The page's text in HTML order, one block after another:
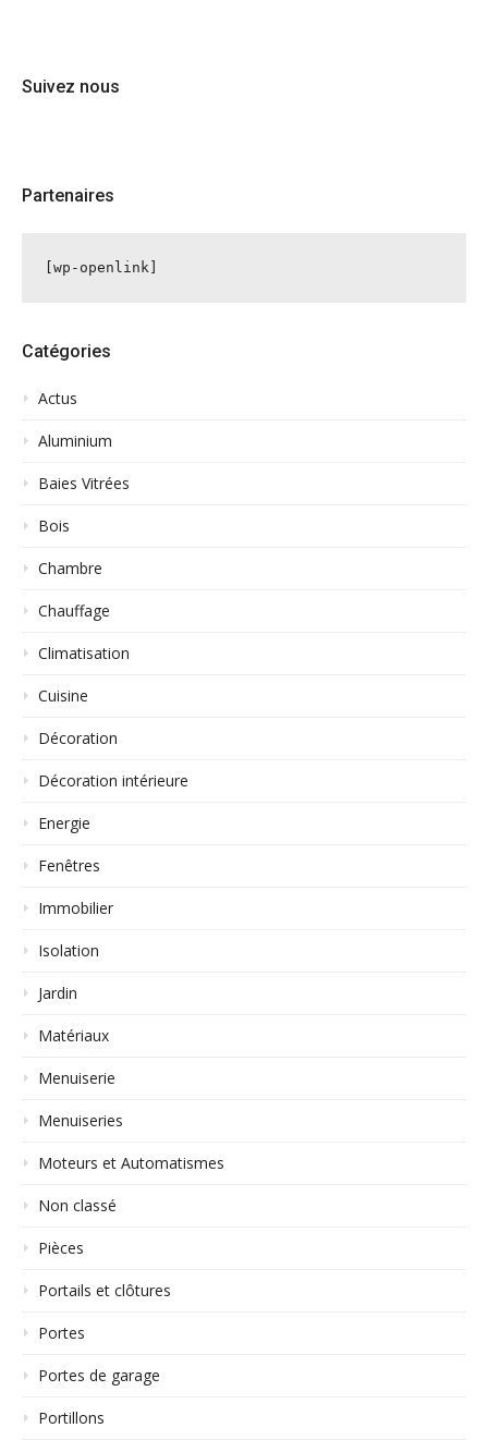
Suivez nous
Partenaires
[wp-openlink]
Catégories
Actus
Aluminium
Baies Vitrées
Bois
Chambre
Chauffage
Climatisation
Cuisine
Décoration
Décoration intérieure
Energie
Fenêtres
Immobilier
Isolation
Jardin
Matériaux
Menuiserie
Menuiseries
Moteurs et Automatismes
Non classé
Pièces
Portails et clôtures
Portes
Portes de garage
Portillons